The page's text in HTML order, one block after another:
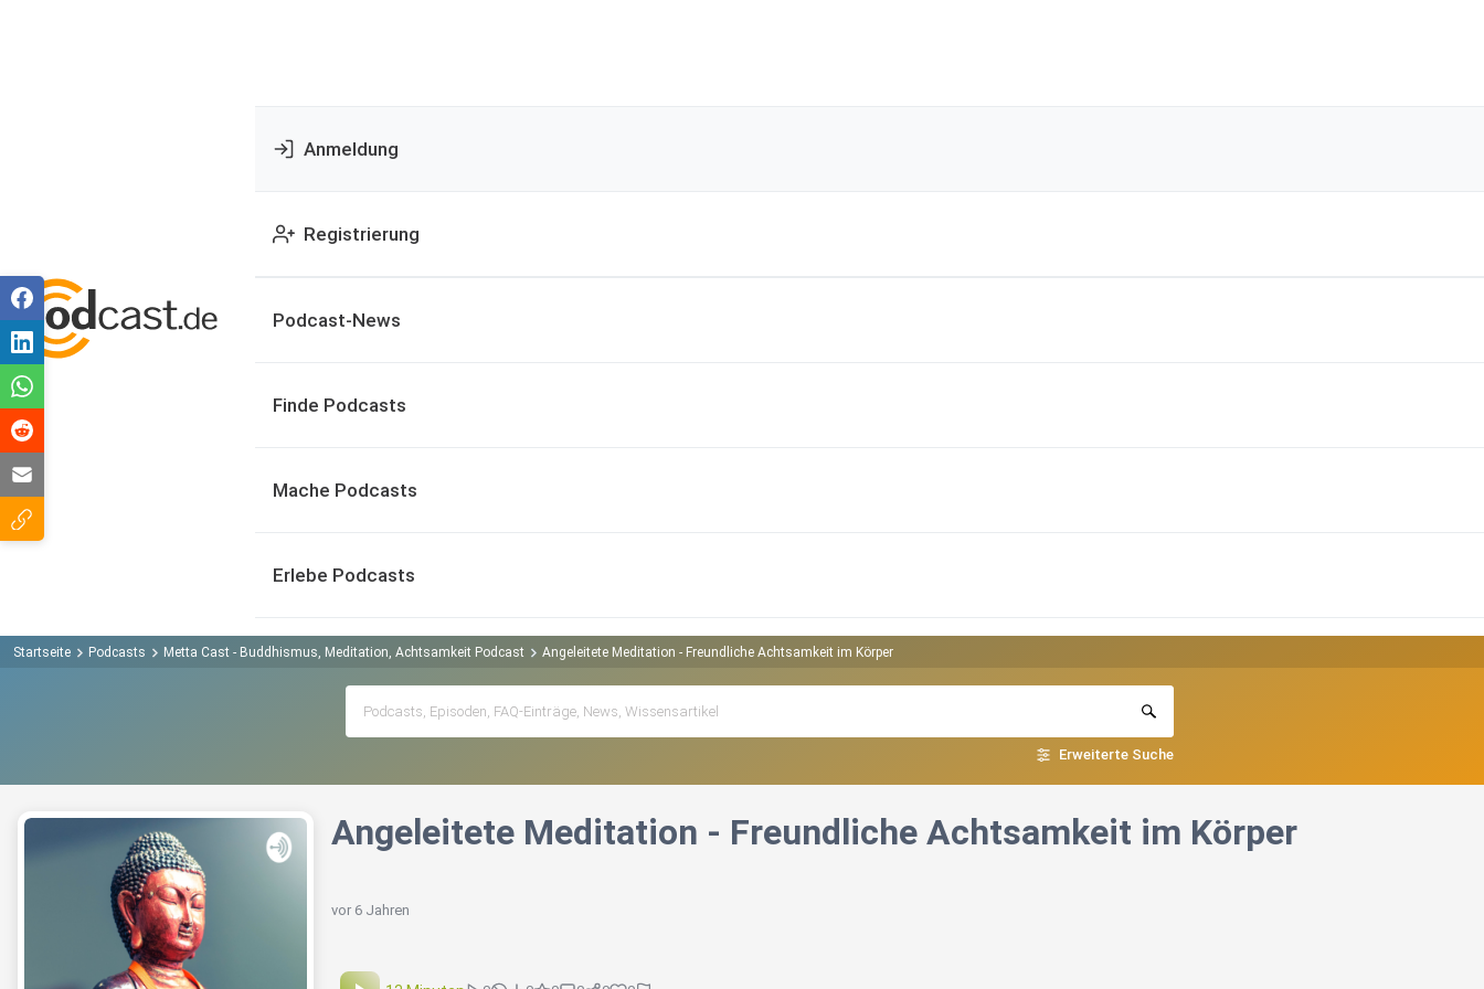
Anmeldung
Registrierung
Podcast-News
Finde Podcasts
Mache Podcasts
Erlebe Podcasts
Startseite Podcasts Metta Cast - Buddhismus, Meditation, Achtsamkeit Podcast Angeleitete Meditation - Freundliche Achtsamkeit im Körper
Erweiterte Suche
Angeleitete Meditation - Freundliche Achtsamkeit im Körper
vor 6 Jahren